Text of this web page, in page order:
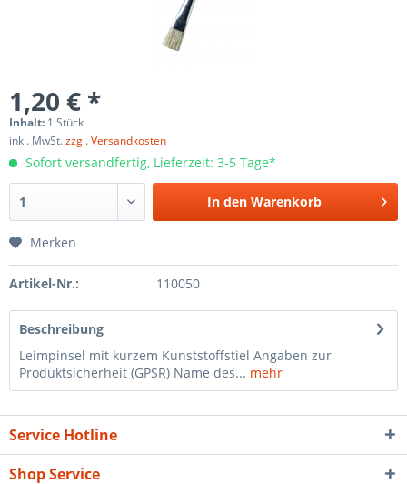
1,20 € *
Inhalt: 1 Stück
inkl. MwSt.zzgl. Versandkosten
Sofort versandfertig, Lieferzeit: 3-5 Tage*
In den Warenkorb
Merken
Artikel-Nr.: 110050
Beschreibung
Leimpinsel mit kurzem Kunststoffstiel Angaben zur
Produktsicherheit (GPSR) Name des... mehr
Service Hotline
Shop Service